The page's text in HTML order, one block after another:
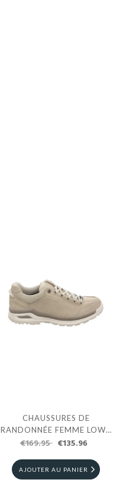
CHAUSSURES DE
RANDONNÉE FEMME LOWA
ASCONA GTX LO
€169.95 €135.96
AJOUTER AU PANIER